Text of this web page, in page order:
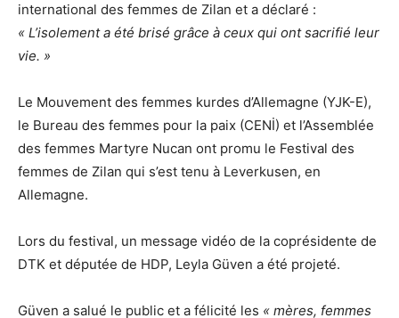
international des femmes de Zilan et a déclaré :
« L’isolement a été brisé grâce à ceux qui ont sacrifié leur
vie. »
Le Mouvement des femmes kurdes d’Allemagne (YJK-E),
le Bureau des femmes pour la paix (CENİ) et l’Assemblée
des femmes Martyre Nucan ont promu le Festival des
femmes de Zilan qui s’est tenu à Leverkusen, en
Allemagne.
Lors du festival, un message vidéo de la coprésidente de
DTK et députée de HDP, Leyla Güven a été projeté.
Güven a salué le public et a félicité les « mères, femmes